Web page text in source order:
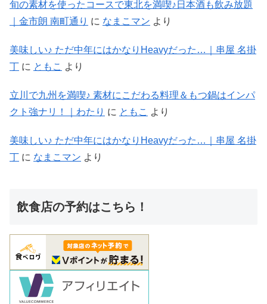
旬の素材を使ったコースで東北を満喫♪日本酒も飲み放題
｜金市朗 南町通り に なまこマン より
美味しい♪ ただ中年にはかなりHeavyだった…｜串屋 名掛
丁 に ともこ より
立川で九州を満喫♪ 素材にこだわる料理＆もつ鍋はインパ
クト強ナリ！｜わたり に ともこ より
美味しい♪ ただ中年にはかなりHeavyだった…｜串屋 名掛
丁 に なまこマン より
飲食店の予約はこちら！